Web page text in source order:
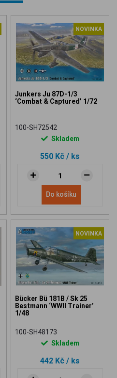
NOVINKA
Junkers Ju 87D-1/3
‘Combat & Captured’ 1/72
100-SH72542
Skladem
550 Kč / ks
Do košíku
NOVINKA
Bücker Bü 181B / Sk 25
Bestmann ‘WWII Trainer’
1/48
100-SH48173
Skladem
442 Kč / ks